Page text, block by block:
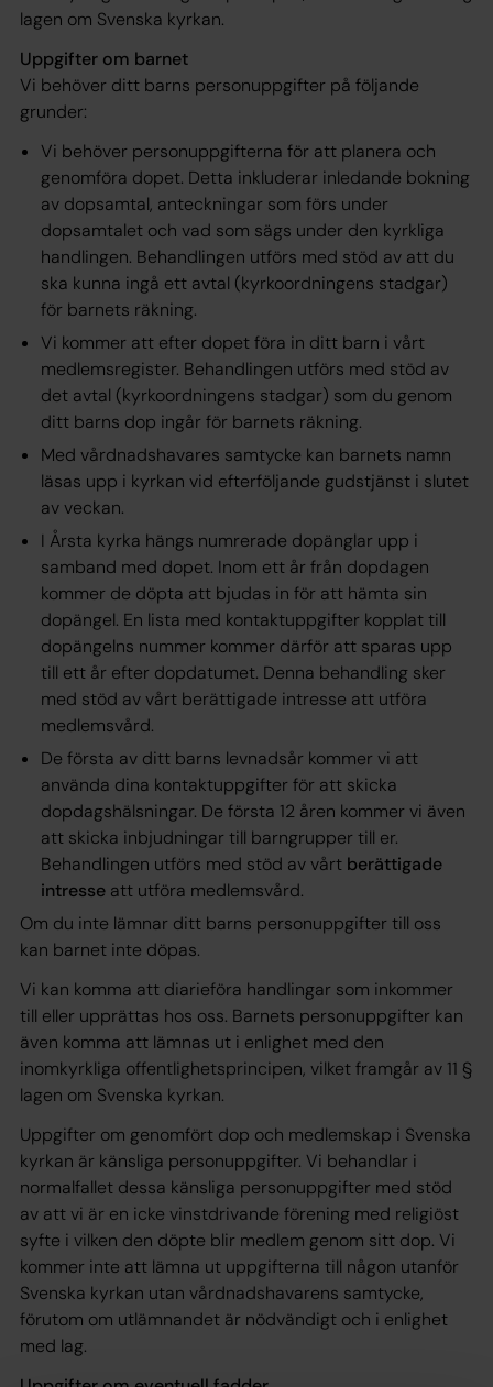
lagen om Svenska kyrkan.
Uppgifter om barnet
Vi behöver ditt barns personuppgifter på följande
grunder:
Vi behöver personuppgifterna för att planera och
genomföra dopet. Detta inkluderar inledande bokning
av dopsamtal, anteckningar som förs under
dopsamtalet och vad som sägs under den kyrkliga
handlingen. Behandlingen utförs med stöd av att du
ska kunna ingå ett avtal (kyrkoordningens stadgar)
för barnets räkning.
Vi kommer att efter dopet föra in ditt barn i vårt
medlemsregister. Behandlingen utförs med stöd av
det avtal (kyrkoordningens stadgar) som du genom
ditt barns dop ingår för barnets räkning.
Med vårdnadshavares samtycke kan barnets namn
läsas upp i kyrkan vid efterföljande gudstjänst i slutet
av veckan.
I Årsta kyrka hängs numrerade dopänglar upp i
samband med dopet. Inom ett år från dopdagen
kommer de döpta att bjudas in för att hämta sin
dopängel. En lista med kontaktuppgifter kopplat till
dopängelns nummer kommer därför att sparas upp
till ett år efter dopdatumet. Denna behandling sker
med stöd av vårt berättigade intresse att utföra
medlemsvård.
De första av ditt barns levnadsår kommer vi att
använda dina kontaktuppgifter för att skicka
dopdagshälsningar. De första 12 åren kommer vi även
att skicka inbjudningar till barngrupper till er.
Behandlingen utförs med stöd av vårt berättigade
intresse att utföra medlemsvård.
Om du inte lämnar ditt barns personuppgifter till oss
kan barnet inte döpas.
Vi kan komma att diarieföra handlingar som inkommer
till eller upprättas hos oss. Barnets personuppgifter kan
även komma att lämnas ut i enlighet med den
inomkyrkliga offentlighetsprincipen, vilket framgår av 11 §
lagen om Svenska kyrkan.
Uppgifter om genomfört dop och medlemskap i Svenska
kyrkan är känsliga personuppgifter. Vi behandlar i
normalfallet dessa känsliga personuppgifter med stöd
av att vi är en icke vinstdrivande förening med religiöst
syfte i vilken den döpte blir medlem genom sitt dop. Vi
kommer inte att lämna ut uppgifterna till någon utanför
Svenska kyrkan utan vårdnadshavarens samtycke,
förutom om utlämnandet är nödvändigt och i enlighet
med lag.